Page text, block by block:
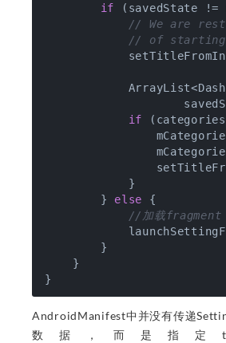
if (savedState !=
// We are
// of starting
if
            }
        }
else {
//加载fragment
        }
    }
AndroidManifest中并没有传递
数据，而是指定